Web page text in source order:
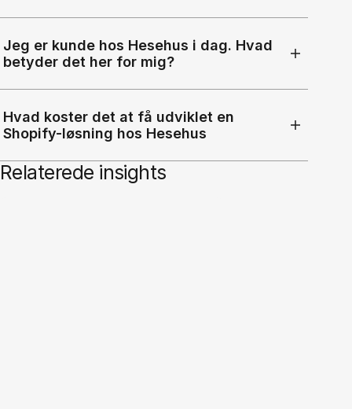
Jeg er kunde hos Hesehus i dag. Hvad
betyder det her for mig?
Hvad koster det at få udviklet en
Shopify-løsning hos Hesehus
Relaterede insights